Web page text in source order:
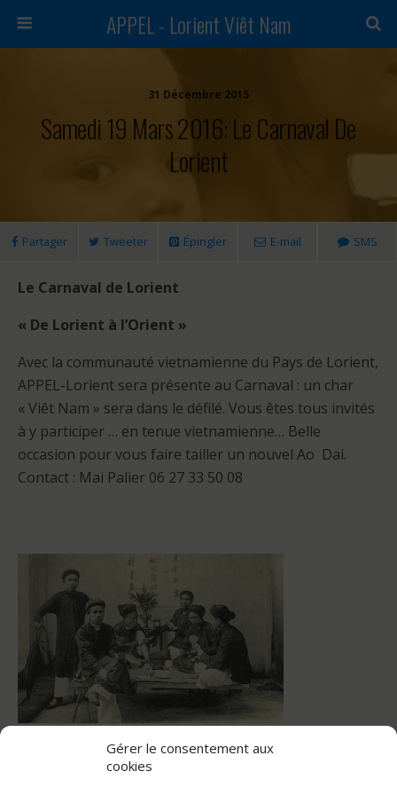
Gérer le consentement aux
cookies
APPEL - Lorient Viêt Nam
31 Décembre 2015
Samedi 19 Mars 2016: Le Carnaval De
Lorient
Partager Tweeter Épingler E-mail SMS
Le Carnaval de Lorient
« De Lorient à l’Orient »
Avec la communauté vietnamienne du Pays de Lorient,
APPEL-Lorient sera présente au Carnaval : un char
« Viêt Nam » sera dans le défilé. Vous êtes tous invités
à y participer … en tenue vietnamienne… Belle
occasion pour vous faire tailler un nouvel Ao Dai.
Contact : Mai Palier 06 27 33 50 08